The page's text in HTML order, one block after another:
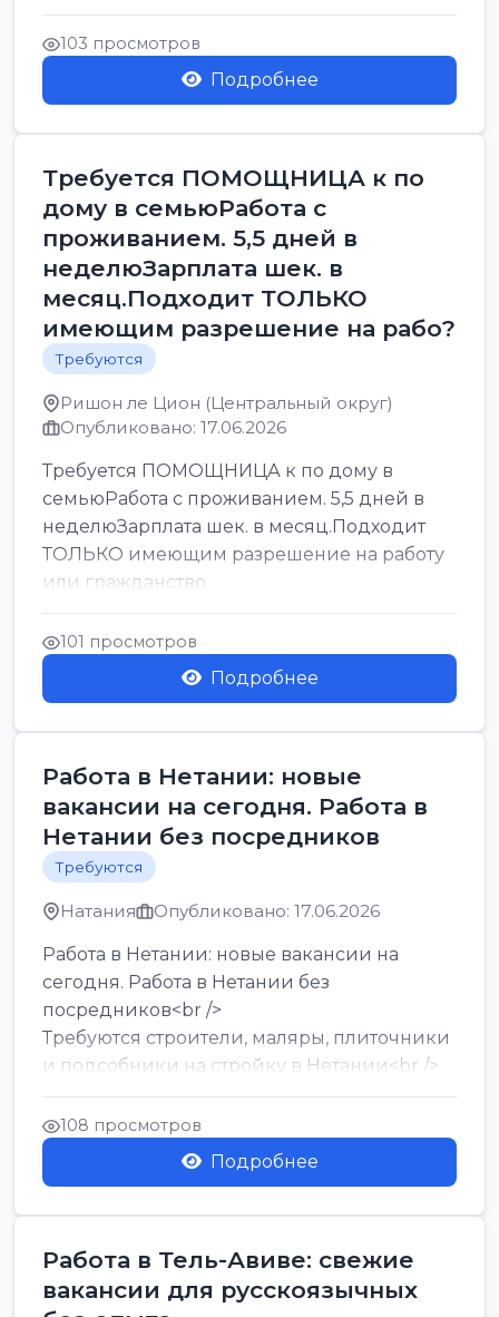
сортировка Воскре...
103 просмотров
Подробнее
Требуется ПОМОЩНИЦА к по
дому в семьюРабота с
проживанием. 5,5 дней в
неделюЗарплата шек. в
месяц.Подходит ТОЛЬКО
имеющим разрешение на рабо?
Требуются
Ришон ле Цион (Центральный округ)
Опубликовано: 17.06.2026
Требуется ПОМОЩНИЦА к по дому в
семьюРабота с проживанием. 5,5 дней в
неделюЗарплата шек. в месяц.Подходит
ТОЛЬКО имеющим разрешение на работу
или гражданство
101 просмотров
Подробнее
Работа в Нетании: новые
вакансии на сегодня. Работа в
Нетании без посредников
Требуются
Натания Опубликовано: 17.06.2026
Работа в Нетании: новые вакансии на
сегодня. Работа в Нетании без
посредников<br />
Требуются строители, маляры, плиточники
и подсобники на стройку в Нетании<br />
Срочно требуются горничные, уборщи...
108 просмотров
Подробнее
Работа в Тель-Авиве: свежие
вакансии для русскоязычных